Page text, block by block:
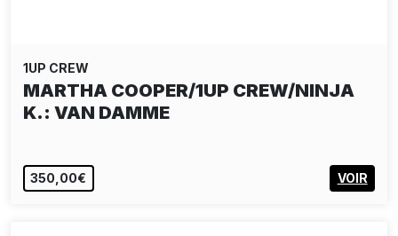
1UP CREW
MARTHA COOPER/1UP CREW/NINJA
K.: VAN DAMME
350,00€ VOIR